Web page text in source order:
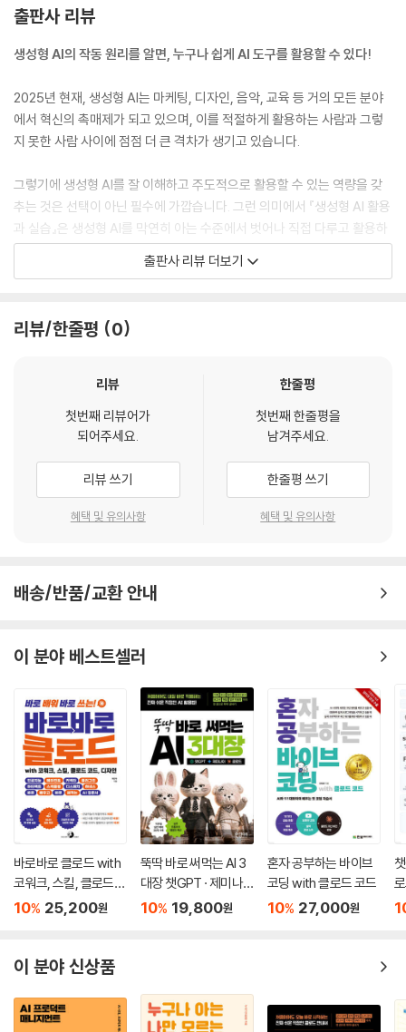
CHAPTER 09 멀티 콘텐츠 AI의 활용 Ⅱ
02 [실습] 포스터 제작하기
04 [실습] 동화책 원고 작성하기
05 [실습] 웹 사이트 제작하기
CHAPTER 10 생성형 AI의 도전 과제
01 인공지능 윤리
02 인공지능의 환각 현상
01 인공지능과 사회 변화
APPENDIX 프롬프트 가이드
A 텍스트 생성 AI
B 이미지 생성 AI
C 동영상 생성 AI
출판사 리뷰
생성형 AI의 작동 원리를 알면, 누구나 쉽게 AI 도구를 활용할 수 있다!
2025년 현재, 생성형 AI는 마케팅, 디자인, 음악, 교육 등 거의 모든 분야
에서 혁신의 촉매제가 되고 있으며, 이를 적절하게 활용하는 사람과 그렇
지 못한 사람 사이에 점점 더 큰 격차가 생기고 있습니다.
그렇기에 생성형 AI를 잘 이해하고 주도적으로 활용할 수 있는 역량을 갖
추는 것은 선택이 아닌 필수에 가깝습니다. 그런 의미에서 『생성형 AI 활용
과 실습』은 생성형 AI를 막연히 아는 수준에서 벗어나 직접 다루고 활용하
며 자신만의 분야에 접목할 수 있는 역량을 키우도록 돕는 실용적이고 통
합적인 길잡이입니다. 인공지능 기초 지식이 없더라도 누구나 책의 내용을
1부 인공지능과 생성형 AI
께 살펴봅니다. 인공지능의 발전 과정을 짚어보면서 생성형 AI가 등장한
2부 생성형 AI 기초 실습
텍스트, 이미지, 동영상 콘텐츠를 직접 제작해 보며 생성형 AI의 작동 원리
와 활용법을 이해합니다. 대표적인 텍스트 생성 AI인 챗GPT와 대화를 나
누며 아이디어를 구체화하는 과정을 경험할 수 있습니다. 또한 이미지, 동
실제 결과물을 제작합니다. 제품 기획안, 리포트, 엑셀 활용과 같은 실무 작
업부터 동영상 콘텐츠 제작, 작사·작곡, 웹 사이트 제작과 같은 창의적 영
역까지 인공지능 활용 범위를 확장할 수 있습니다.
4부 생성형 AI의 미래
생성형 AI가 직면한 사회적·윤리적 과제와 인공지능 기술의 미래 방향성을
살펴봅니다. 생성형 AI로 인해 변화할 산업 구조와 지속 가능성을 조망하
며 생성형 AI와 공존할 미래를 대비할 수 있습니다.
부록 프롬프트 가이드
텍스트, 이미지, 동영상 생성 AI에 활용할 수 있는 실전 프롬프트 가이드를
제공합니다. 프롬프트의 기본 구조를 이해하고, 명령어를 제어하는 다양한
『생성형 AI 활용과 실습』과 함께 AI 시대를 선도할 경쟁력을 갖추어 보세
출판사 리뷰 더보기
리뷰/한줄평 0
리뷰
첫번째 리뷰어가
되어주세요.
리뷰 쓰기
혜택 및 유의사항
한줄평
첫번째 한줄평을
남겨주세요.
한줄평 쓰기
혜택 및 유의사항
배송/반품/교환 안내
이 분야 베스트셀러
바로바로 클로드 with
코워크, 스킬, 클로드
코드, 디자인
10% 25,200원
뚝딱 바로 써먹는 AI 3
대장 챗GPT · 제미나
이 · 클로드
10% 19,800원
혼자 공부하는 바이브
코딩 with 클로드 코드
10% 27,000원
AI
이 분야 신상품